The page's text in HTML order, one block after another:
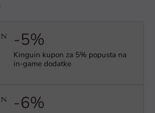
-5%
Kinguin kupon za 5% popusta na
in-game dodatke
-6%